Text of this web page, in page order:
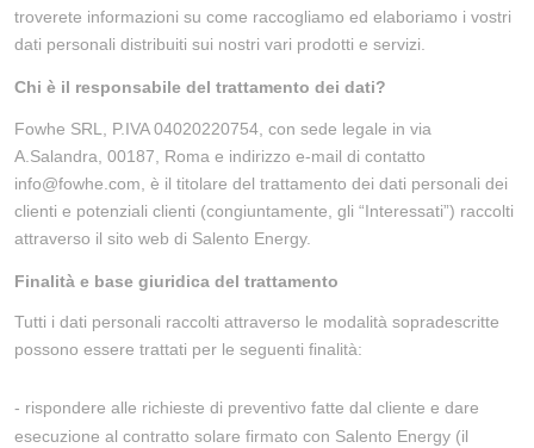
troverete informazioni su come raccogliamo ed elaboriamo i vostri
dati personali distribuiti sui nostri vari prodotti e servizi.
Chi è il responsabile del trattamento dei dati?
Fowhe SRL, P.IVA 04020220754, con sede legale in via
A.Salandra, 00187, Roma e indirizzo e-mail di contatto
info@fowhe.com, è il titolare del trattamento dei dati personali dei
clienti e potenziali clienti (congiuntamente, gli “Interessati”) raccolti
attraverso il sito web di Salento Energy.
Finalità e base giuridica del trattamento
Tutti i dati personali raccolti attraverso le modalità sopradescritte
possono essere trattati per le seguenti finalità:
- rispondere alle richieste di preventivo fatte dal cliente e dare
esecuzione al contratto solare firmato con Salento Energy (il